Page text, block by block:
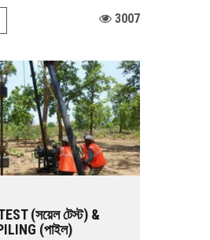
Embankment,...
3007
(সয়েল টেস্ট) &
(পাইল)